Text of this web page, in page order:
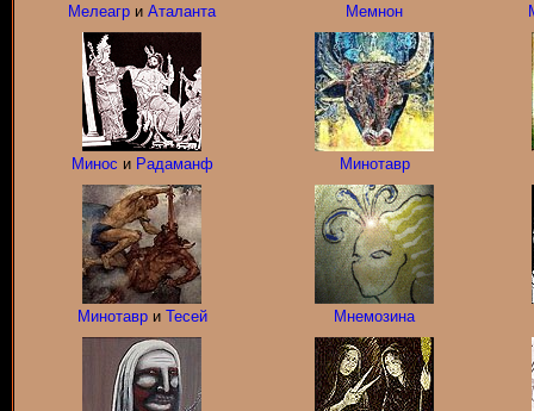
Мелеагр и Аталанта Мемнон
Минос и Радаманф Минотавр
Минотаври Тесей Мнемозина